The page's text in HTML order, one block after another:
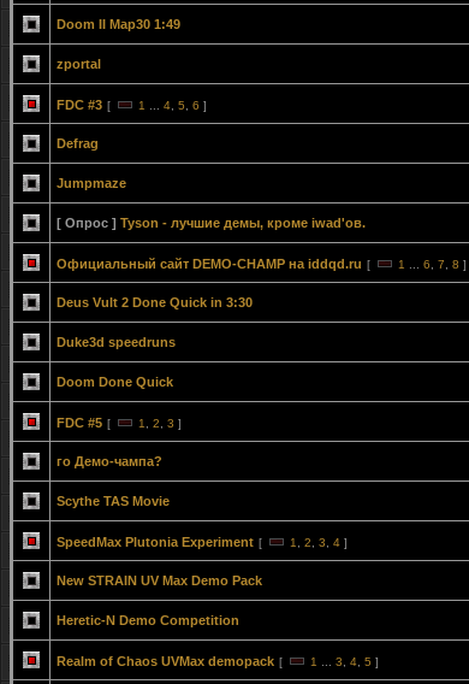
Doom II Map30 1:49
zportal
FDC #3 [ 1 4 5 6 ]
Defrag
Jumpmaze
[ Опрос ] Tyson - лучшие демы, кроме iwad'ов.
Официальный сайт DEMO-CHAMP на iddqd.ru [ 1 6 7 8 ]
Deus Vult 2 Done Quick in 3:30
Duke3d speedruns
Doom Done Quick
FDC #5 [ 1 2 3 ]
го Демо-чампа?
Scythe TAS Movie
SpeedMax Plutonia Experiment [ 1 2 3 4 ]
New STRAIN UV Max Demo Pack
Heretic-N Demo Competition
Realm of Chaos UVMax demopack [ 1 3 4 5 ]